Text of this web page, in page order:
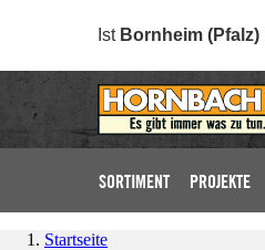
Ist Bornheim (Pfalz)
SORTIMENT PROJEKTE
Startseite